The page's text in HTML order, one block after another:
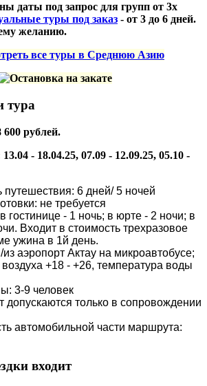
даты под запрос для групп от 3х
туры под заказ - от 3 до 6 дней.
желанию.
все туры в Среднюю Азию
тура
рублей.
- 18.04.25, 07.09 - 12.09.25, 05.10 -
путешествия: 6 дней/ 5 ночей
не требуется
гостинице - 1 ночь; в юрте - 2 ночи; в
Входит в стоимость трехразовое
ужина в 1й день.
аэропорт Актау на микроавтобусе;
+18 - +26, температура воды
3-9 человек
допускаются только в сопровождении
автомобильной части маршрута:
входит